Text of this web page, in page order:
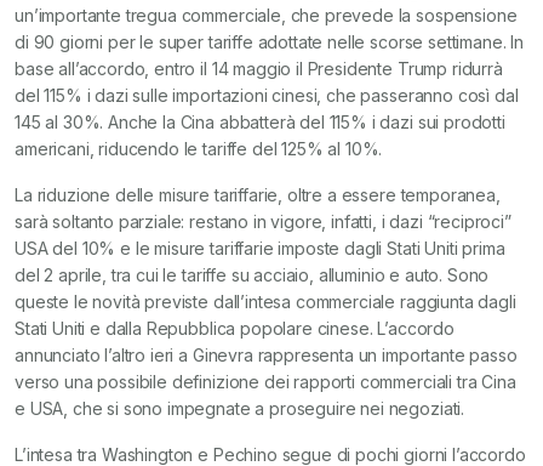
un’importante tregua commerciale, che prevede la sospensione
di 90 giorni per le super tariffe adottate nelle scorse settimane. In
base all’accordo, entro il 14 maggio il Presidente Trump ridurrà
del 115% i dazi sulle importazioni cinesi, che passeranno così dal
145 al 30%. Anche la Cina abbatterà del 115% i dazi sui prodotti
americani, riducendo le tariffe del 125% al 10%.
La riduzione delle misure tariffarie, oltre a essere temporanea,
sarà soltanto parziale: restano in vigore, infatti, i dazi “reciproci”
USA del 10% e le misure tariffarie imposte dagli Stati Uniti prima
del 2 aprile, tra cui le tariffe su acciaio, alluminio e auto. Sono
queste le novità previste dall’intesa commerciale raggiunta dagli
Stati Uniti e dalla Repubblica popolare cinese. L’accordo
annunciato l’altro ieri a Ginevra rappresenta un importante passo
verso una possibile definizione dei rapporti commerciali tra Cina
e USA, che si sono impegnate a proseguire nei negoziati.
L’intesa tra Washington e Pechino segue di pochi giorni l’accordo